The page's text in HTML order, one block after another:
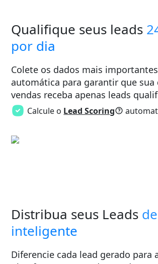
Qualifique seus leads
por dia
Colete os dados mais
automática para garantir que sua
vendas receba apenas leads
Calcule o Lead Scoring
Distribua seus Leads
inteligente
Diferencie cada lead gerado para